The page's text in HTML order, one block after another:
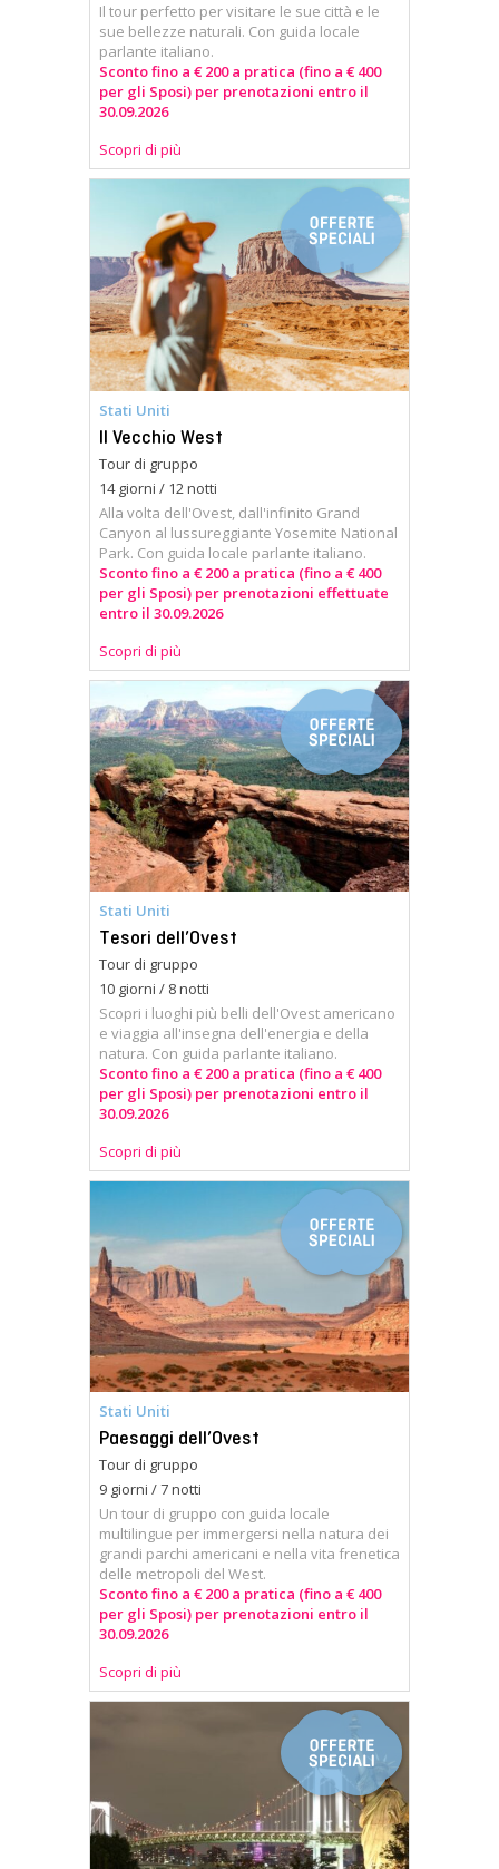
Il tour perfetto per visitare le sue città e le
sue bellezze naturali. Con guida locale
parlante italiano.
Sconto fino a € 200 a pratica (fino a € 400
per gli Sposi) per prenotazioni entro il
30.09.2026
Scopri di più
Stati Uniti
Il Vecchio West
Tour di gruppo
14 giorni / 12 notti
Alla volta dell'Ovest, dall'infinito Grand
Canyon al lussureggiante Yosemite National
Park. Con guida locale parlante italiano.
Sconto fino a € 200 a pratica (fino a € 400
per gli Sposi) per prenotazioni effettuate
entro il 30.09.2026
Scopri di più
Stati Uniti
Tesori dell’Ovest
Tour di gruppo
10 giorni / 8 notti
Scopri i luoghi più belli dell'Ovest americano
e viaggia all'insegna dell'energia e della
natura. Con guida parlante italiano.
Sconto fino a € 200 a pratica (fino a € 400
per gli Sposi) per prenotazioni entro il
30.09.2026
Scopri di più
Stati Uniti
Paesaggi dell’Ovest
Tour di gruppo
9 giorni / 7 notti
Un tour di gruppo con guida locale
multilingue per immergersi nella natura dei
grandi parchi americani e nella vita frenetica
delle metropoli del West.
Sconto fino a € 200 a pratica (fino a € 400
per gli Sposi) per prenotazioni entro il
30.09.2026
Scopri di più